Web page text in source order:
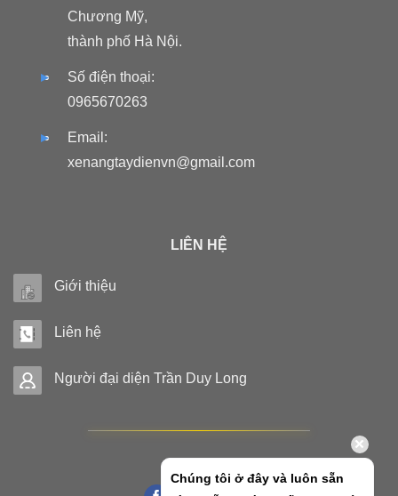
Chương Mỹ,
thành phố Hà Nội.
Số điện thoại:
0965670263
Email:
xenangtaydienvn@gmail.com
LIÊN HỆ
Giới thiệu
Liên hệ
Người đại diện Trần Duy Long
Chúng tôi ở đây và luôn sẵn